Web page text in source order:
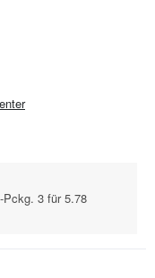
3 für 5.78